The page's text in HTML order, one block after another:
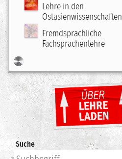
Lehre in den
Ostasienwissenschaften
Fremdsprachliche
Fachsprachenlehre
Suche